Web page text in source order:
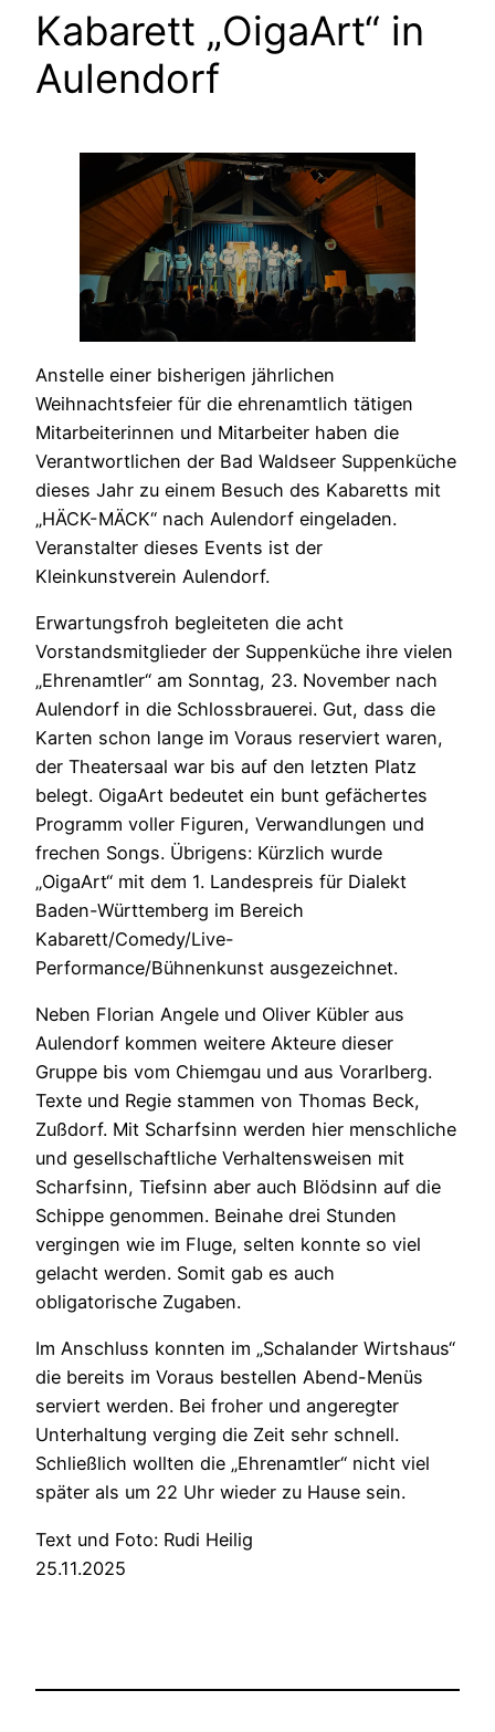
Kabarett „OigaArt“ in
Aulendorf
Anstelle einer bisherigen jährlichen
Weihnachtsfeier für die ehrenamtlich tätigen
Mitarbeiterinnen und Mitarbeiter haben die
Verantwortlichen der Bad Waldseer Suppenküche
dieses Jahr zu einem Besuch des Kabaretts mit
„HÄCK-MÄCK“ nach Aulendorf eingeladen.
Veranstalter dieses Events ist der
Kleinkunstverein Aulendorf.
Erwartungsfroh begleiteten die acht
Vorstandsmitglieder der Suppenküche ihre vielen
„Ehrenamtler“ am Sonntag, 23. November nach
Aulendorf in die Schlossbrauerei. Gut, dass die
Karten schon lange im Voraus reserviert waren,
der Theatersaal war bis auf den letzten Platz
belegt. OigaArt bedeutet ein bunt gefächertes
Programm voller Figuren, Verwandlungen und
frechen Songs. Übrigens: Kürzlich wurde
„OigaArt“ mit dem 1. Landespreis für Dialekt
Baden-Württemberg im Bereich
Kabarett/Comedy/Live-
Performance/Bühnenkunst ausgezeichnet.
Neben Florian Angele und Oliver Kübler aus
Aulendorf kommen weitere Akteure dieser
Gruppe bis vom Chiemgau und aus Vorarlberg.
Texte und Regie stammen von Thomas Beck,
Zußdorf. Mit Scharfsinn werden hier menschliche
und gesellschaftliche Verhaltensweisen mit
Scharfsinn, Tiefsinn aber auch Blödsinn auf die
Schippe genommen. Beinahe drei Stunden
vergingen wie im Fluge, selten konnte so viel
gelacht werden. Somit gab es auch
obligatorische Zugaben.
Im Anschluss konnten im „Schalander Wirtshaus“
die bereits im Voraus bestellen Abend-Menüs
serviert werden. Bei froher und angeregter
Unterhaltung verging die Zeit sehr schnell.
Schließlich wollten die „Ehrenamtler“ nicht viel
später als um 22 Uhr wieder zu Hause sein.
Text und Foto: Rudi Heilig
25.11.2025